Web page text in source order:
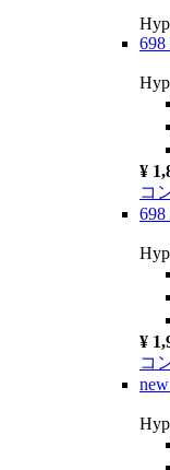
698
¥
コ
698
¥
コ
new